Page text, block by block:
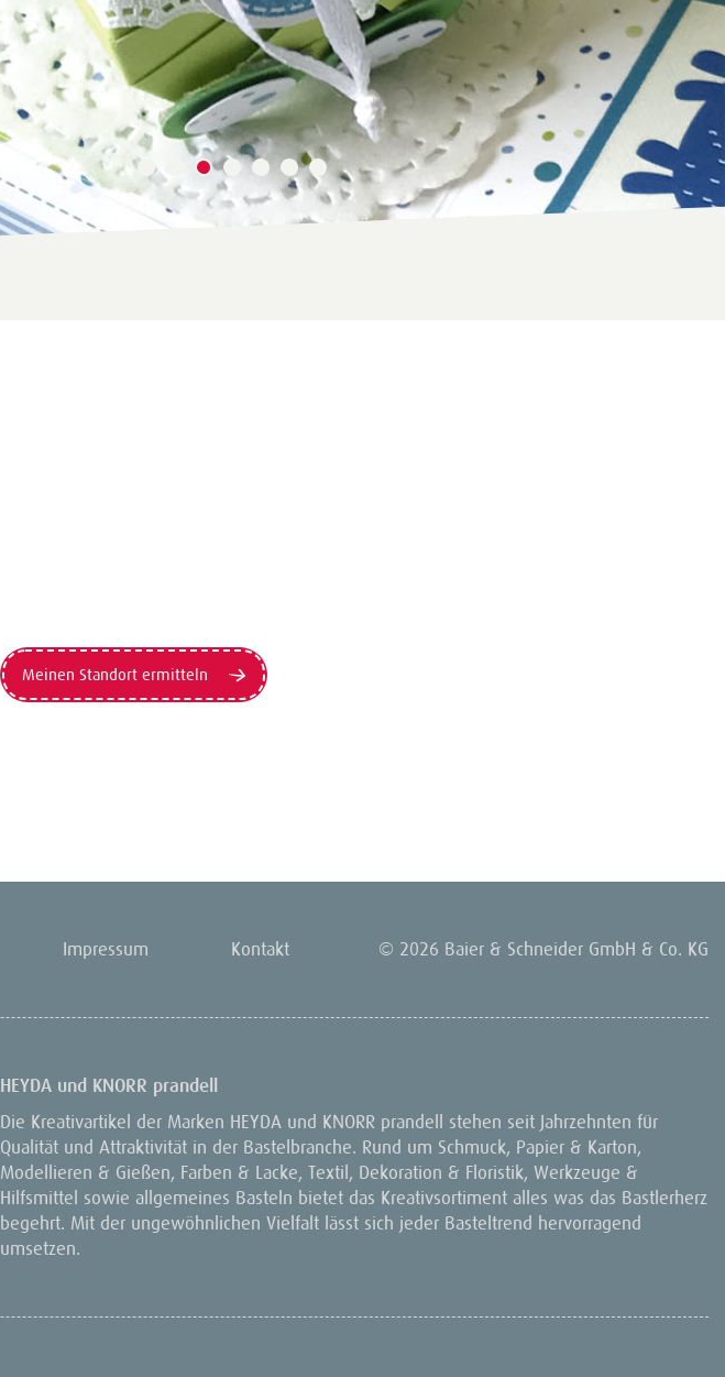
Meinen Standort ermitteln
Impressum Kontakt © 2026 Baier & Schneider GmbH & Co. KG
HEYDA und KNORR prandell
Die Kreativartikel der Marken HEYDA und KNORR prandell stehen seit Jahrzehnten für
Qualität und Attraktivität in der Bastelbranche. Rund um Schmuck, Papier & Karton,
Modellieren & Gießen, Farben & Lacke, Textil, Dekoration & Floristik, Werkzeuge &
Hilfsmittel sowie allgemeines Basteln bietet das Kreativsortiment alles was das Bastlerherz
begehrt. Mit der ungewöhnlichen Vielfalt lässt sich jeder Basteltrend hervorragend
umsetzen.